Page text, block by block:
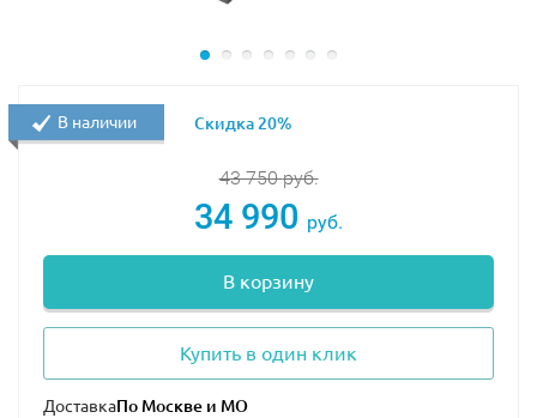
43 750руб.
34 990 руб.
В корзину
Купить в один клик
Доставка
В наличии Скидка 20%